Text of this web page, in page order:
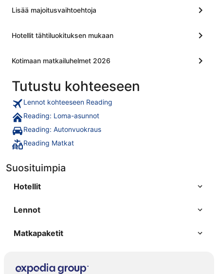
Lisää majoitusvaihtoehtoja
Hotellit tähtiluokituksen mukaan
Kotimaan matkailuhelmet 2026
Tutustu kohteeseen
Lennot kohteeseen Reading
Reading: Loma-asunnot
Reading: Autonvuokraus
Reading Matkat
Suosituimpia
Hotellit
Lennot
Matkapaketit